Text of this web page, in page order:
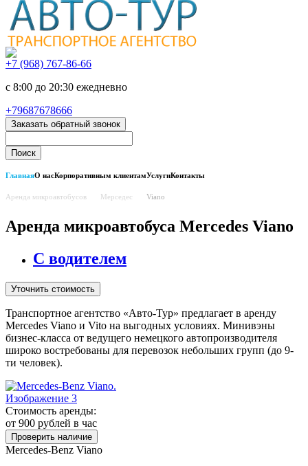
+7 (968) 767-86-66
с 8:00 до 20:30 ежедневно
+79687678666
Заказать обратный звонок
ГлавнаяО насКорпоративным клиентамУслугиКонтакты
Аренда микроавтобусов Мерседес Viano
Аренда микроавтобуса Mercedes Viano
С водителем
Уточнить стоимость
Транспортное агентство «Авто-Тур» предлагает в аренду
Mercedes Viano и Vito на выгодных условиях. Минивэны
бизнес-класса от ведущего немецкого автопроизводителя
широко востребованы для перевозок небольших групп (до 9-
ти человек).
Стоимость аренды:
от 900 рублей в час
Проверить наличие
Mercedes-Benz Viano